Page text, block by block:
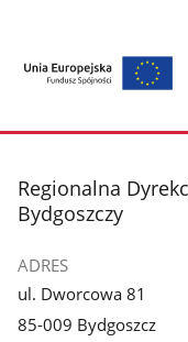
stopka
Regionalna
Bydgoszczy
ADRES
ul. Dworcowa 81
85-009 Bydgoszcz